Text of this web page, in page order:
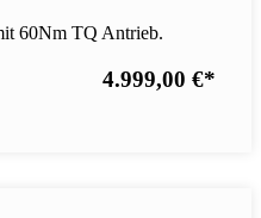
60Nm TQ Antrieb.
4.999,00 €*